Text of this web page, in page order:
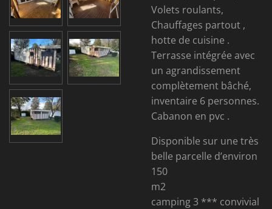
Volets roulants,
Chauffages partout ,
hotte de cuisine .
Terrasse intégrée avec
un agrandissement
complètement bâché,
inventaire 6 personnes.
Cabanon en pvc .
Disponible sur une très
belle parcelle d’environ
150
m2
camping 3 *** convivial